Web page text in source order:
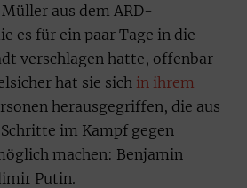
aus dem ARD-
es für ein paar Tage in die
verschlagen hatte, offenbar
hat sie sich in ihrem
herausgegriffen, die aus
im Kampf gegen
machen: Benjamin
Putin.